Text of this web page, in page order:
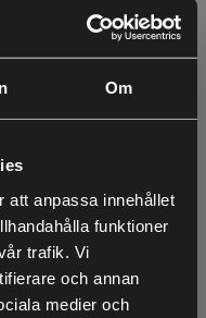
Om
att anpassa innehållet
funktioner
trafik. Vi
och annan
medier och
perfekt för olika
har en svart
kontroll och
76 ADJ är dess
anpassning för
och behov. Du
en perfekt passform
maximal komfort och